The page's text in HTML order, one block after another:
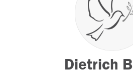
Dietrich